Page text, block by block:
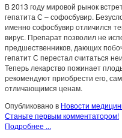
В 2013 году мировой рынок
гепатита С – софосбувир.
именно софосбувир отличился
вирус. Препарат позволил не
предшественников, дающих
гепатит С перестал считаться
Теперь лекарство пожинает
рекомендуют приобрести его,
отличающимся ценам.
Опубликовано в Новости
Станьте первым комментатором!
Подробнее ...